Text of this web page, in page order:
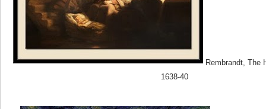
Rembrandt, The
1638-40